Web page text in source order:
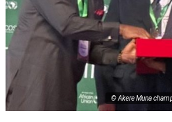
© Akere Muna